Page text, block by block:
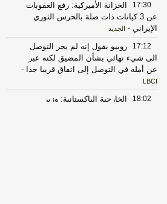
17:30
الخزانة الأميركية: رفع العقوبات
عن 3 كيانات ذات صلة بالحرس الثوري
الإيراني - الجديد
17:12
روبيو يقول إنه لم يجر التوصل
الى شيء نهائي بشأن المضيق لكنه عبر
عن أمله في التوصل إلى اتفاق قريبا جدا -
LBCI
18:02
الخارجية الباكستانية: وزير